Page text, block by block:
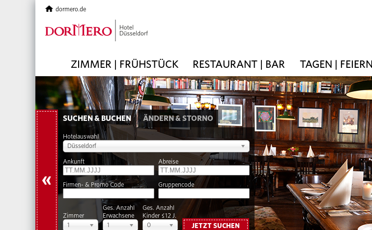
ZIMMER | FRÜHSTÜCK RESTAURANT | BAR TAGEN | FEIERN
dormero.de
«
SUCHEN & BUCHEN ÄNDERN & STORNO
Hotelauswahl
Düsseldorf
Ankunft Abreise
Firmen- & Promo Code Gruppencode
Zimmer
1
Ges. Anzahl
Erwachsene
1
Ges. Anzahl
Kinder ≤12 J.
0
JETZT SUCHEN